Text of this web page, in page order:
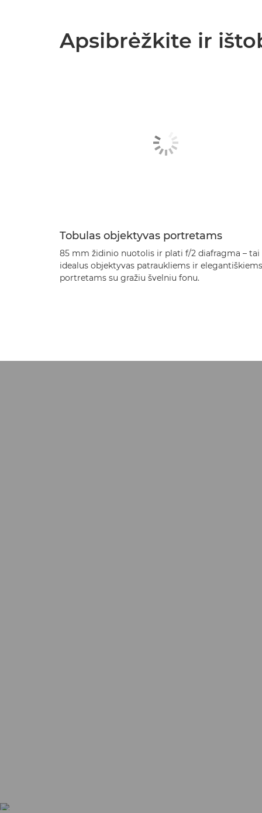
Apsibrėžkite ir
Tobulas objektyvas portretams
85 mm židinio nuotolis ir plati f/2 diafragma – tai
idealus objektyvas patraukliems ir elegantiškiems
portretams su gražiu švelniu fonu.